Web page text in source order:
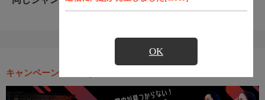
OK
キャンペーン・お得な情報